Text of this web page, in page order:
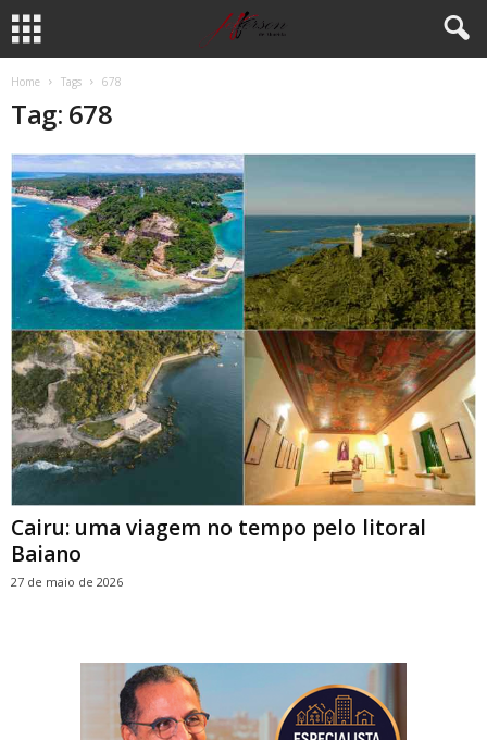
Home Tags 678
Tag: 678
Cairu: uma viagem no tempo pelo litoral
Baiano
27 de maio de 2026